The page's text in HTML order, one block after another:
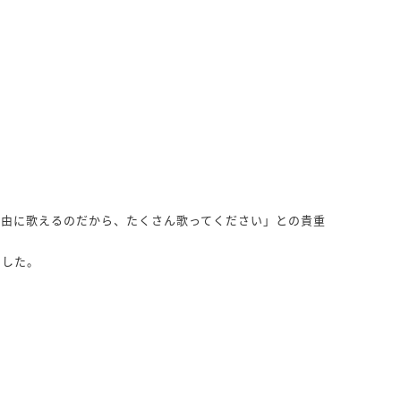
に歌えるのだから、たくさん歌ってください」との貴重
た。